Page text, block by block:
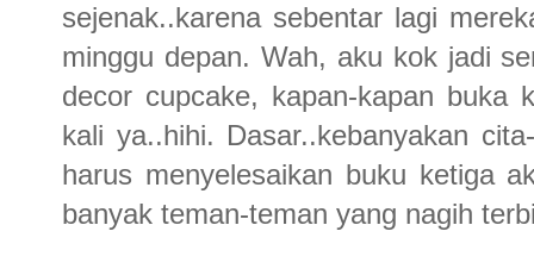
sejenak..karena sebentar lagi
minggu depan. Wah, aku kok jadi
decor cupcake, kapan-kapan buka
kali ya..hihi. Dasar..kebanyakan
harus menyelesaikan buku ketiga
banyak teman-teman yang nagih